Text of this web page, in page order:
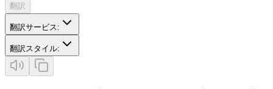
翻訳
翻訳サービス :
翻訳スタイル: